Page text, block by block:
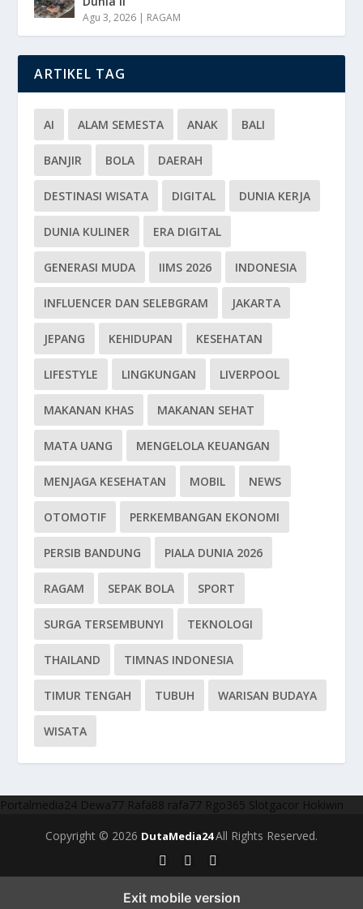
Agu 3, 2026 | RAGAM
ARTIKEL TAG
AI ALAM SEMESTA ANAK BALI
BANJIR BOLA DAERAH
DESTINASI WISATA DIGITAL DUNIA KERJA
DUNIA KULINER ERA DIGITAL
GENERASI MUDA IIMS 2026 INDONESIA
INFLUENCER DAN SELEBGRAM JAKARTA
JEPANG KEHIDUPAN KESEHATAN
LIFESTYLE LINGKUNGAN LIVERPOOL
MAKANAN KHAS MAKANAN SEHAT
MATA UANG MENGELOLA KEUANGAN
MENJAGA KESEHATAN MOBIL NEWS
OTOMOTIF PERKEMBANGAN EKONOMI
PERSIB BANDUNG PIALA DUNIA 2026
RAGAM SEPAK BOLA SPORT
SURGA TERSEMBUNYI TEKNOLOGI
THAILAND TIMNAS INDONESIA
TIMUR TENGAH TUBUH WARISAN BUDAYA
WISATA
Portalmedia24 Dewa77 Rafa88 rafa77 Rgo365 Slotgacor Hokiwin
Copyright © 2026 DutaMedia24All Rights Reserved.
Exit mobile version